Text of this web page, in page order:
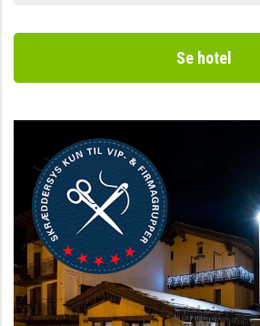
Se hotel